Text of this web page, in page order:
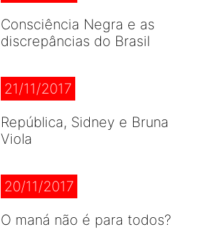
Consciência Negra e as
discrepâncias do Brasil
21/11/2017
República, Sidney e Bruna
Viola
20/11/2017
O maná não é para todos?